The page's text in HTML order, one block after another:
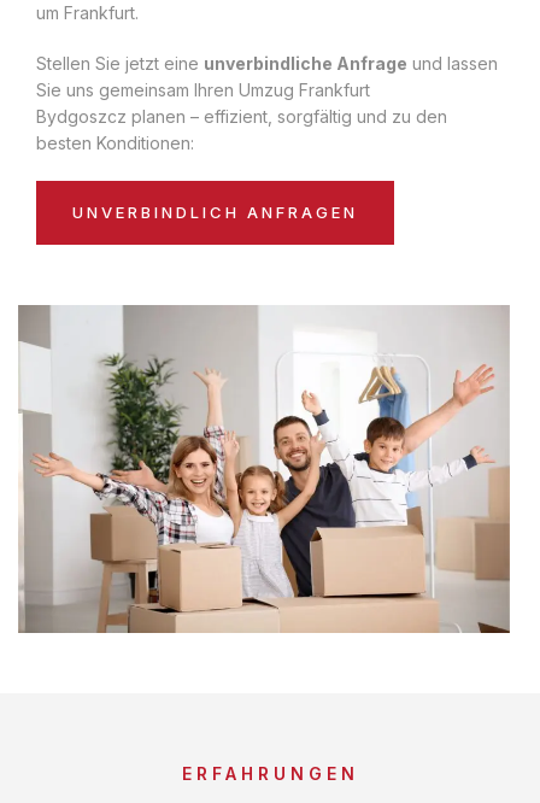
um Frankfurt.
Stellen Sie jetzt eine unverbindliche Anfrage und lassen
Sie uns gemeinsam Ihren Umzug Frankfurt
Bydgoszcz planen – effizient, sorgfältig und zu den
besten Konditionen:
UNVERBINDLICH ANFRAGEN
ERFAHRUNGEN